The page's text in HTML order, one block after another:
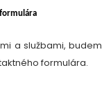
a službami,
formulára.